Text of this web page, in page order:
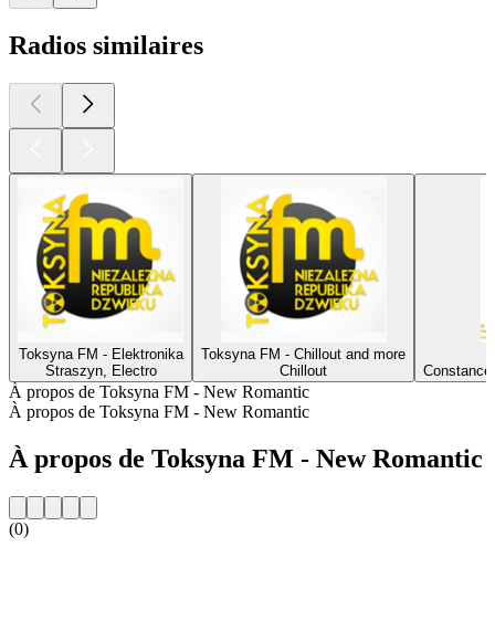
Radios similaires
Toksyna FM - Elektronika
Straszyn, Electro
Toksyna FM - Chillout and more
Chillout
À propos de Toksyna FM - New Romantic
À propos de Toksyna FM - New Romantic
À propos de Toksyna FM - New Romantic
(0)